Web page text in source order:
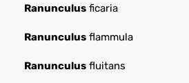
Ranunculus ficaria
Ranunculus flammula
Ranunculus fluitans